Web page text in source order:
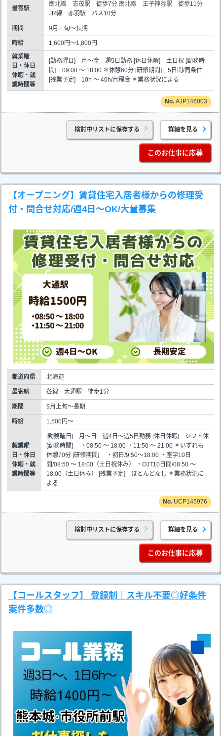
最寄駅
南北線 志茂駅 徒歩7分 南北線 王子神谷駅 徒歩11分
JR線 赤羽駅 バス10分
期間 9月上旬～長期
時給
1,600円～1,800円
就業曜
日・休日
休暇・就
業時間等
[勤務曜日] 月～金 週5日勤務 [休日休暇] 土日祝 [勤務時
間] 09:00 ～ 18:00 ＊休憩60分 [研修期間] 5日間/同条件
[残業予定] 10h ～ 40h/月程度 ＊業務状況による
AJP146003
検討中リストに保存する 詳細を見る
このお仕事に応募
【オープニング】賃貸住宅入居者様からの修理受
付・問合せ対応/週4日～OK/大量募集
都道府県 北海道
最寄駅 各線 大通駅 徒歩1分
期間 9月上旬～長期
時給 1,500円～
就業曜
日・休日
休暇・就
業時間等
[勤務曜日] 月～日 週4日～週5日勤務 [休日休暇] シフト休
[勤務時間] ・08:50 ～ 18:00 ・11:50 ～ 21:00 ＊いずれも
休憩70分 [研修期間] ・初日/9:50～18:00 ・座学10日
間/08:50 ～ 18:00（土日祝休み） ・OJT10日間/08:50 ～
18:00（土日休み） [残業予定] ほとんどなし ＊業務状況に
よる
UCP145976
検討中リストに保存する 詳細を見る
このお仕事に応募
【コールスタッフ】 登録制｜スキル不要◎好条件
案件多数◎